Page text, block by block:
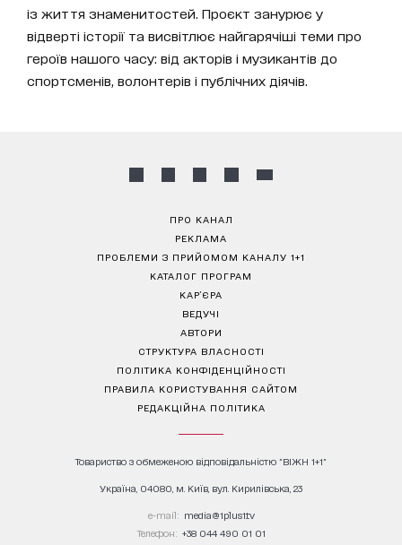
із життя знаменитостей. Проєкт занурює у
відверті історії та висвітлює найгарячіші теми про
героїв нашого часу: від акторів і музикантів до
спортсменів, волонтерів і публічних діячів.
ПРО КАНАЛ
РЕКЛАМА
ПРОБЛЕМИ З ПРИЙОМОМ КАНАЛУ 1+1
КАТАЛОГ ПРОГРАМ
КАР’ЄРА
ВЕДУЧІ
АВТОРИ
СТРУКТУРА ВЛАСНОСТІ
ПОЛІТИКА КОНФІДЕНЦІЙНОСТІ
ПРАВИЛА КОРИСТУВАННЯ САЙТОМ
РЕДАКЦІЙНА ПОЛІТИКА
Товариство з обмеженою відповідальністю "ВІЖН 1+1"
Україна, 04080, м. Київ, вул. Кирилівська, 23
е-mail: media@1plus1.tv
Телефон: +38 044 490 01 01